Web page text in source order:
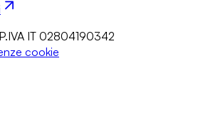
IT 02804190342
cookie